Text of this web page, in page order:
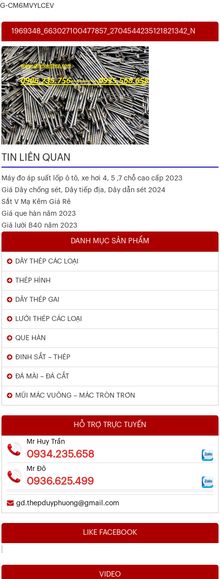
G-CM6MVYLCEV
1969348_663027100477857_2704544235121821342_N
TIN LIÊN QUAN
Máy đo áp suất lốp ô tô, xe hơi 4, 5 ,7 chỗ cao cấp 2023
Giá Dây chống sét, Dây tiếp địa, Dây dẫn sét 2024
Sắt V Mạ Kẽm Giá Rẻ
Giá que hàn năm 2023
Giá lưới B40 năm 2023
DANH MỤC SẢN PHẨM
DÂY THÉP CÁC LOẠI
THÉP HÌNH
DÂY THÉP GAI
LƯỚI THÉP CÁC LOẠI
QUE HÀN
ĐINH SẮT – THÉP
ĐÁ MÀI – ĐÁ CẮT
MŨI MÁC VUÔNG – MÁC TRÒN TRƠN
HỖ TRỢ TRỰC TUYẾN
Mr Huy Trần
0934.235.658
Mr Đô
0936.625.499
gd.thepduyphuong@gmail.com
LIKE FACEBOOK
VIDEO